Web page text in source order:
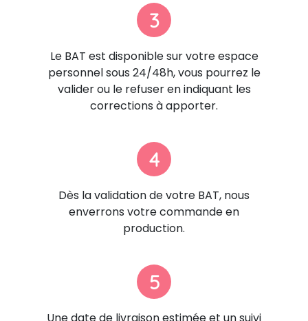
3
Le BAT est disponible sur votre espace
personnel sous 24/48h, vous pourrez le
valider ou le refuser en indiquant les
corrections à apporter.
4
Dès la validation de votre BAT, nous
enverrons votre commande en
production.
5